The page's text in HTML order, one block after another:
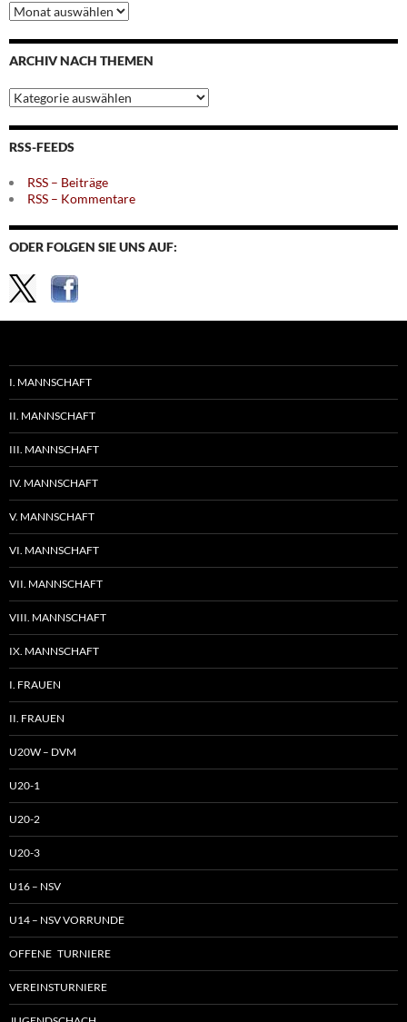
Archiv
nach
Monaten
ARCHIV NACH THEMEN
Archiv
nach
Themen
RSS-FEEDS
RSS – Beiträge
RSS – Kommentare
ODER FOLGEN SIE UNS AUF:
I. MANNSCHAFT
II. MANNSCHAFT
III. MANNSCHAFT
IV. MANNSCHAFT
V. MANNSCHAFT
VI. MANNSCHAFT
VII. MANNSCHAFT
VIII. MANNSCHAFT
IX. MANNSCHAFT
I. FRAUEN
II. FRAUEN
U20W – DVM
U20-1
U20-2
U20-3
U16 – NSV
U14 – NSV VORRUNDE
OFFENE TURNIERE
VEREINSTURNIERE